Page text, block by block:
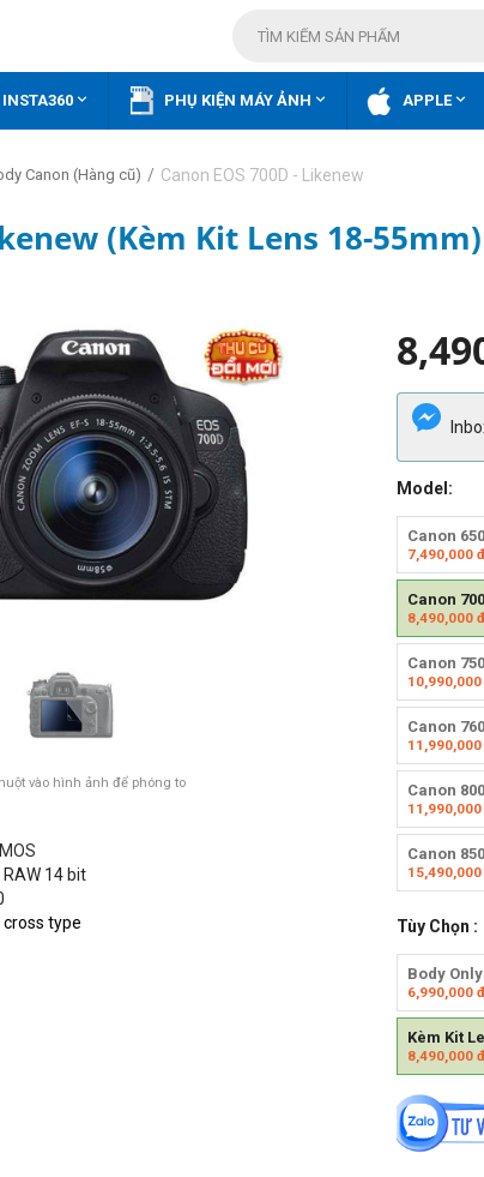
 PHỤ KIỆN MÁY ẢNH  APPLE
Canon (Hàng cũ) / Canon EOS 700D - Likenew
(Kèm Kit Lens 18-55mm)
vào hình ảnh để phóng to
RAW 14 bit
cross type
Model:
Canon
7,490,000đ
Canon
8,490,000đ
Canon
10,990,000
Canon
11,990,000
Canon
11,990,000
Canon
15,490,000
Tùy Chọn :
Body Only
6,990,000đ
Kèm Kit
8,490,000đ